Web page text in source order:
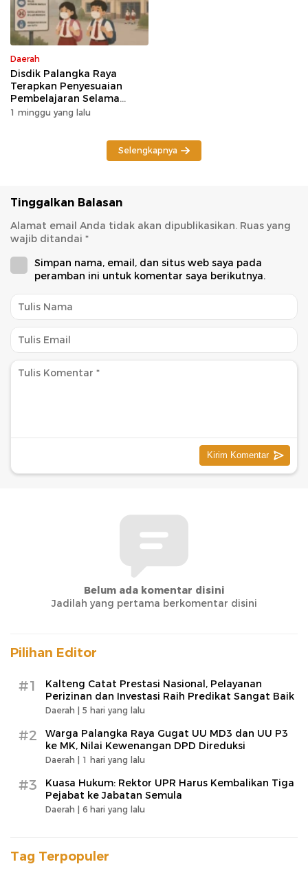
Daerah
Disdik Palangka Raya
Terapkan Penyesuaian
Pembelajaran Selama
Potensi Karhutla
1 minggu yang lalu
Selengkapnya
Tinggalkan Balasan
Alamat email Anda tidak akan dipublikasikan. Ruas yang
wajib ditandai *
Simpan nama, email, dan situs web saya pada
peramban ini untuk komentar saya berikutnya.
Belum ada komentar disini
Jadilah yang pertama berkomentar disini
Pilihan Editor
#1
Kalteng Catat Prestasi Nasional, Pelayanan
Perizinan dan Investasi Raih Predikat Sangat Baik
Daerah | 5 hari yang lalu
#2
Warga Palangka Raya Gugat UU MD3 dan UU P3
ke MK, Nilai Kewenangan DPD Direduksi
Daerah | 1 hari yang lalu
#3
Kuasa Hukum: Rektor UPR Harus Kembalikan Tiga
Pejabat ke Jabatan Semula
Daerah | 6 hari yang lalu
Tag Terpopuler